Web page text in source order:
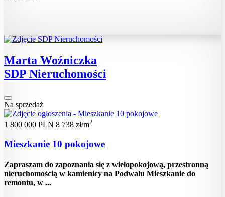
Marta Woźniczka
SDP Nieruchomości
Na sprzedaż
1 800 000 PLN 8 738 zł/m2
Mieszkanie 10 pokojowe
Zapraszam do zapoznania się z wielopokojową, przestronną
nieruchomością w kamienicy na Podwalu Mieszkanie do
remontu, w ...